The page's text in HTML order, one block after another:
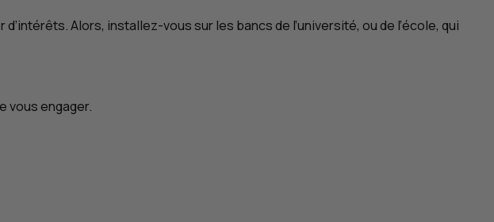
Alors, installez-vous sur les bancs de l’université, ou de l’école, qui
vous engager.